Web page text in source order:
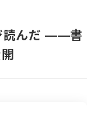
読んだ ——書